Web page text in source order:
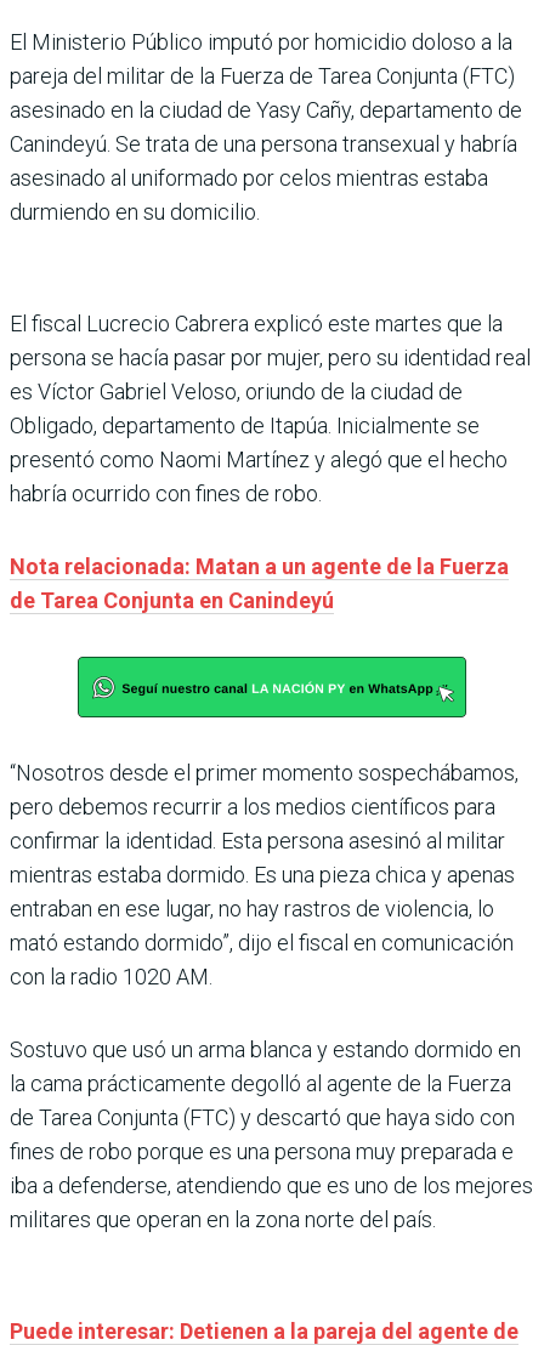
El Ministerio Público imputó por homicidio doloso a la
pareja del militar de la Fuerza de Tarea Conjunta (FTC)
asesinado en la ciudad de Yasy Cañy, departamento de
Canindeyú. Se trata de una persona transexual y habría
asesinado al uniformado por celos mientras estaba
durmiendo en su domicilio.
El fiscal Lucrecio Cabrera explicó este martes que la
persona se hacía pasar por mujer, pero su identidad real
es Víctor Gabriel Veloso, oriundo de la ciudad de
Obligado, departamento de Itapúa. Inicialmente se
presentó como Naomi Martínez y alegó que el hecho
habría ocurrido con fines de robo.
Nota relacionada: Matan a un agente de la Fuerza
de Tarea Conjunta en Canindeyú
“Nosotros desde el primer momento sospechábamos,
pero debemos recurrir a los medios científicos para
confirmar la identidad. Esta persona asesinó al militar
mientras estaba dormido. Es una pieza chica y apenas
entraban en ese lugar, no hay rastros de violencia, lo
mató estando dormido”, dijo el fiscal en comunicación
con la radio 1020 AM.
Sostuvo que usó un arma blanca y estando dormido en
la cama prácticamente degolló al agente de la Fuerza
de Tarea Conjunta (FTC) y descartó que haya sido con
fines de robo porque es una persona muy preparada e
iba a defenderse, atendiendo que es uno de los mejores
militares que operan en la zona norte del país.
Puede interesar: Detienen a la pareja del agente de